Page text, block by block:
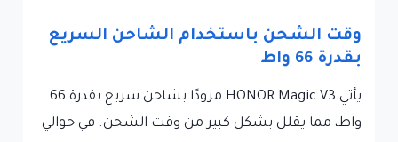
وقت الشحن باستخدام الشاحن السريع
بقدرة 66 واط
يأتي HONOR Magic V3 مزودًا بشاحن سريع بقدرة 66
واط، مما يقلل بشكل كبير من وقت الشحن. في حوالي